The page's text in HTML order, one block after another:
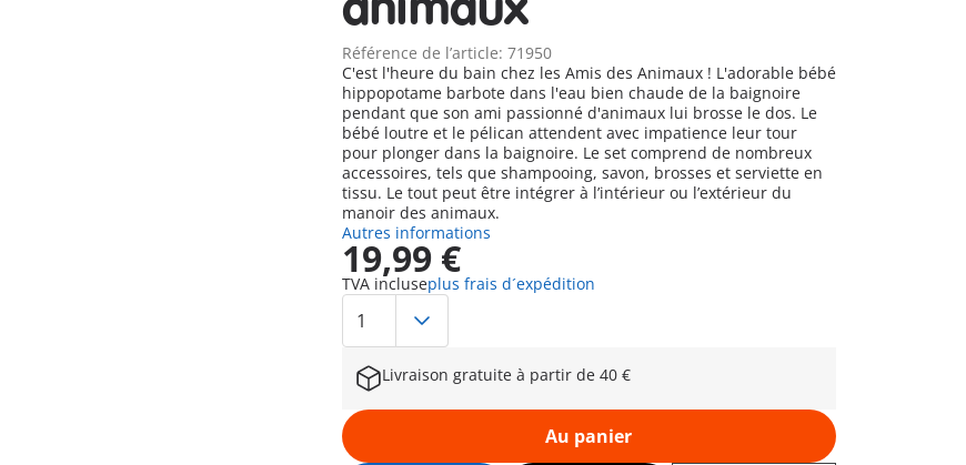
Référence de l’article: 71950
C'est l'heure du bain chez les Amis des Animaux ! L'adorable bébé
hippopotame barbote dans l'eau bien chaude de la baignoire
pendant que son ami passionné d'animaux lui brosse le dos. Le
bébé loutre et le pélican attendent avec impatience leur tour
pour plonger dans la baignoire. Le set comprend de nombreux
accessoires, tels que shampooing, savon, brosses et serviette en
tissu. Le tout peut être intégrer à l’intérieur ou l’extérieur du
manoir des animaux.
Autres informations
19,99 €
TVA incluseplus frais d´expédition
Livraison gratuite à partir de 40 €
Au panier